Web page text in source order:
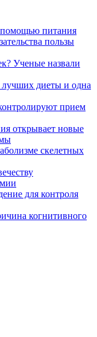
помощью питания
пользы
Ученые назвали
лучших диеты и одна
прием
открывает новые
скелетных
для контроля
когнитивного